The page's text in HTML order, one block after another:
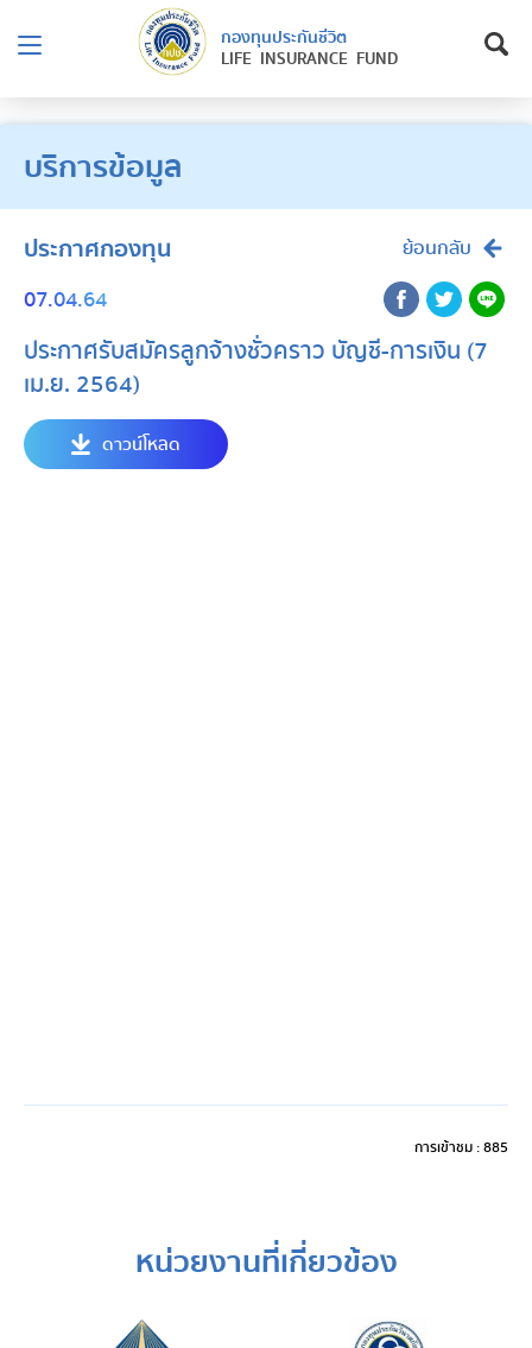
กองทุนประกันชีวิต
LIFE INSURANCE FUND
บริการข้อมูล
ประกาศกองทุน ย้อนกลับ
07.04.64
ประกาศรับสมัครลูกจ้างชั่วคราว บัญชี-การเงิน (7
เม.ย. 2564)
ดาวน์โหลด
การเข้าชม : 885
หน่วยงานที่เกี่ยวข้อง